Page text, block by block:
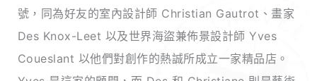
號，同為好友的室內設計師 Christian Gautrot、畫家
Des Knox-Leet 以及世界海盜兼佈景設計師 Yves
Coueslant 以他們對創作的熱誠所成立一家精品店。